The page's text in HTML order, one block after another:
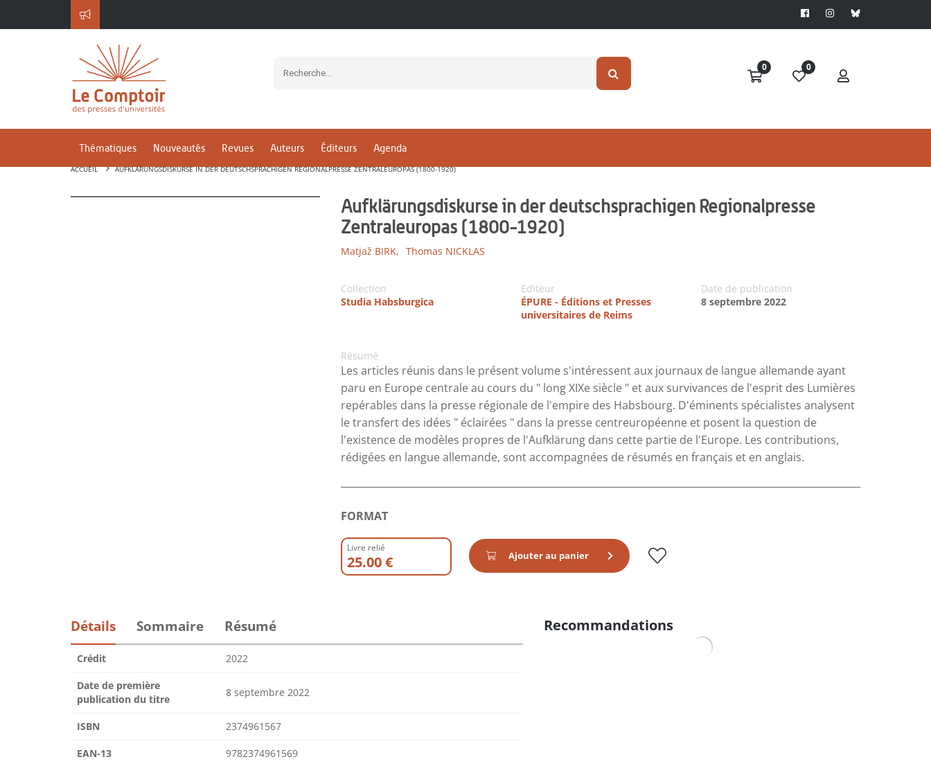
0 0
Thématiques Nouveautés Revues Auteurs Éditeurs Agenda
ACCUEIL AUFKLÄRUNGSDISKURSE IN DER DEUTSCHSPRACHIGEN REGIONALPRESSE ZENTRALEUROPAS (1800-1920)
Aufklärungsdiskurse in der deutschsprachigen Regionalpresse
Zentraleuropas (1800-1920)
Matjaž BIRK, Thomas NICKLAS
Collection
Studia Habsburgica
Editeur
ÉPURE - Éditions et Presses
universitaires de Reims
Date de publication
8 septembre 2022
Résumé
Les articles réunis dans le présent volume s'intéressent aux journaux de langue allemande ayant
paru en Europe centrale au cours du " long XIXe siècle " et aux survivances de l'esprit des Lumières
repérables dans la presse régionale de l'empire des Habsbourg. D'éminents spécialistes analysent
le transfert des idées " éclairées " dans la presse centreuropéenne et posent la question de
l'existence de modèles propres de l'Aufklärung dans cette partie de l'Europe. Les contributions,
rédigées en langue allemande, sont accompagnées de résumés en français et en anglais.
FORMAT
Livre relié
25.00 € Ajouter au panier
Détails Sommaire Résumé
Crédit 2022
Date de première
publication du titre
8 septembre 2022
ISBN 2374961567
EAN-13 9782374961569
Recommandations